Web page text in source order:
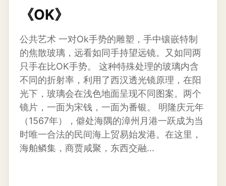
《OK》
公共艺术 一对Ok手势的雕塑，手中镶嵌特制
的焦散玻璃，远看如同手持望远镜。又如同两
只手在比OK手势。 这种特殊处理的玻璃内含
不同的折射率，利用了西汉透光镜原理，在阳
光下，玻璃会在浅色地面呈现不同图案。两个
镜片，一面为宋钱，一面为番银。 明隆庆元年
（1567年），僻处海隅的漳州月港一跃成为当
时唯一合法的民间海上贸易始发港。在这里，
海舶鳞集，商贾咸聚，东西交融...